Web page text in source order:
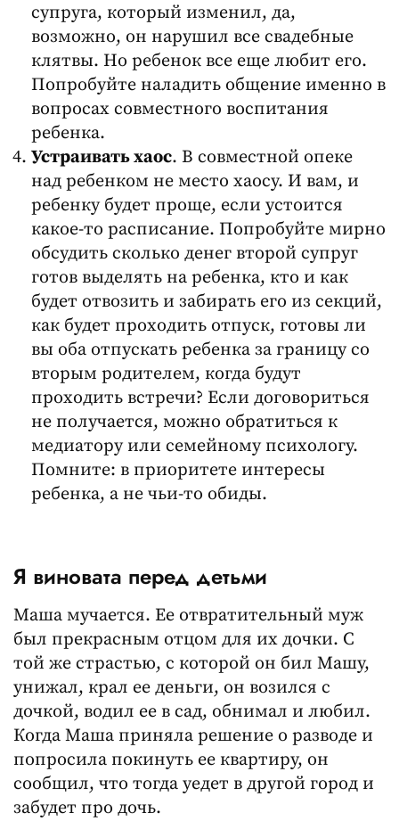
супруга, который изменил, да,
возможно, он нарушил все свадебные
клятвы. Но ребенок все еще любит его.
Попробуйте наладить общение именно в
вопросах совместного воспитания
ребенка.
Устраивать хаос. В совместной опеке
над ребенком не место хаосу. И вам, и
ребенку будет проще, если устоится
какое-то расписание. Попробуйте мирно
обсудить сколько денег второй супруг
готов выделять на ребенка, кто и как
будет отвозить и забирать его из секций,
как будет проходить отпуск, готовы ли
вы оба отпускать ребенка за границу со
вторым родителем, когда будут
проходить встречи? Если договориться
не получается, можно обратиться к
медиатору или семейному психологу.
Помните: в приоритете интересы
ребенка, а не чьи-то обиды.
Я виновата перед детьми
Маша мучается. Ее отвратительный муж
был прекрасным отцом для их дочки. С
той же страстью, с которой он бил Машу,
унижал, крал ее деньги, он возился с
дочкой, водил ее в сад, обнимал и любил.
Когда Маша приняла решение о разводе и
попросила покинуть ее квартиру, он
сообщил, что тогда уедет в другой город и
забудет про дочь.